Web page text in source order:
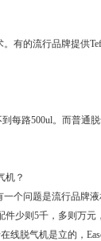
有的流行品牌提供
每路500ul。而普通
机？
个问题是流行品牌
少则5千，多则万元
脱气机是立的，